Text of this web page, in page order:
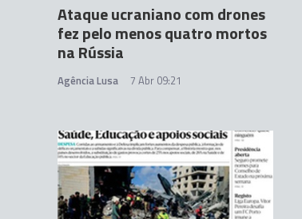
Ataque ucraniano com drones
fez pelo menos quatro mortos
na Rússia
Agência Lusa 7 Abr 09:21